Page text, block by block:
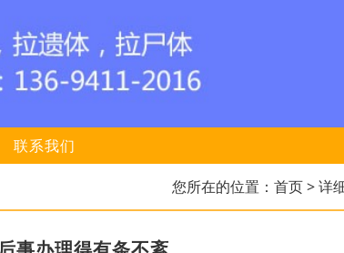
联系我们
您所在的位置： 首页> 详